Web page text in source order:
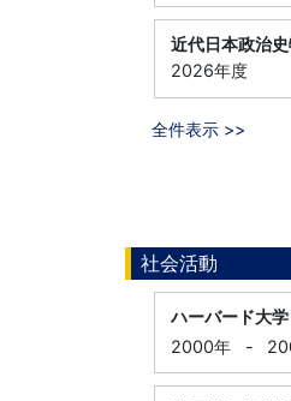
近代日本政治
2026年度
全件表示 >>
社会活動
ハーバード大
2000年
-